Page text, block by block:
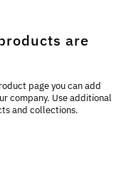
are
page you can add
company. Use additional
and collections.